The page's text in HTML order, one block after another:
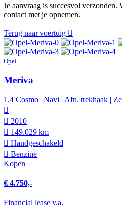
Je aanvraag is succesvol
contact met je opnemen.
Terug naar voertuig
Opel
Meriva
1.4 Cosmo | Navi | Afn. trekhaak |
2010
149.029 km
Hand­geschakeld
Benzine
Kopen
€ 4.750,-
Financial lease v.a.